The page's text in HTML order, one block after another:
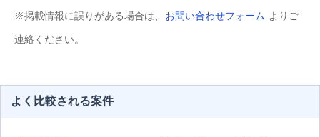
※掲載情報に誤りがある場合は、 お問い合わせフォーム よりご
連絡ください。
よく比較される案件